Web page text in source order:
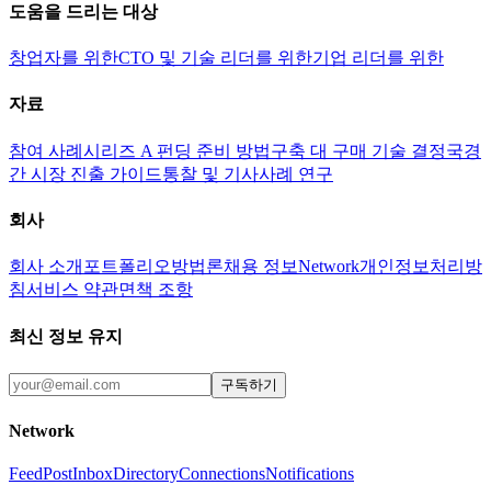
도움을 드리는 대상
창업자를 위한CTO 및 기술 리더를 위한기업 리더를 위한
자료
참여 사례 시리즈 A 펀딩 준비 방법구축 대 구매 기술 결정국경
간 시장 진출 가이드통찰 및 기사사례 연구
회사
회사 소개 포트폴리오방법론채용 정보Network개인정보처리방
침서비스 약관면책 조항
최신 정보 유지
구독하기
Network
FeedPostInboxDirectoryConnectionsNotifications